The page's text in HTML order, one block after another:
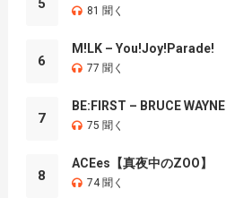
5 81 聞く
6
M!LK – You!Joy!Parade!
77 聞く
7
BE:FIRST – BRUCE WAYNE
75 聞く
8
ACEes【真夜中のZOO】
74 聞く